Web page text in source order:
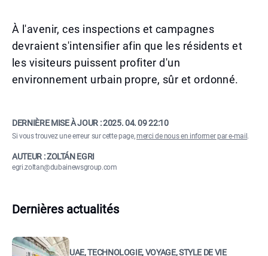
À l'avenir, ces inspections et campagnes
devraient s'intensifier afin que les résidents et
les visiteurs puissent profiter d'un
environnement urbain propre, sûr et ordonné.
DERNIÈRE MISE À JOUR :2025. 04. 09 22:10
Si vous trouvez une erreur sur cette page,merci de nous en informer par e-mail .
AUTEUR : ZOLTÁN EGRI
egri.zoltan@dubainewsgroup.com
Dernières actualités
UAE, TECHNOLOGIE, VOYAGE, STYLE DE VIE